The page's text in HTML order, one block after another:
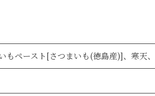
もペースト[さつまいも(徳島産)]、寒天